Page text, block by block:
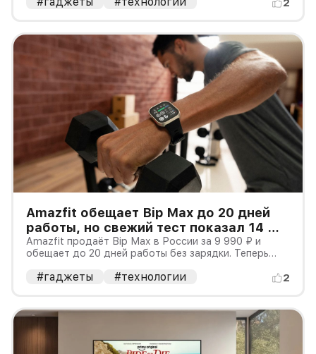
2
Amazfit обещает Bip Max до 20 дней
работы, но свежий тест показал 14 —
и только 6 с Always‑On
Amazfit продаёт Bip Max в России за 9 990 ₽ и
обещает до 20 дней работы без зарядки. Теперь
свежий трёхнедельный тест.
#гаджеты #технологии 2